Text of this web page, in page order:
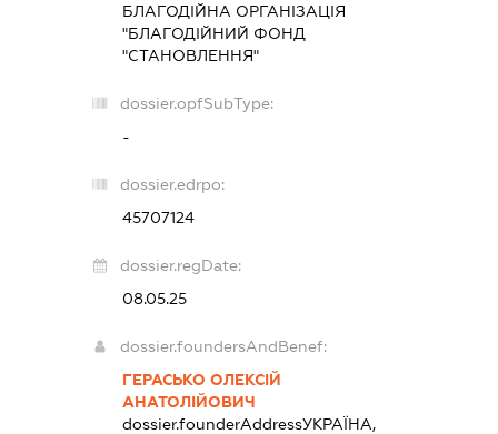
БЛАГОДІЙНА ОРГАНІЗАЦІЯ
"БЛАГОДІЙНИЙ ФОНД
"СТАНОВЛЕННЯ"
dossier.opfSubType:
-
dossier.edrpo:
45707124
dossier.regDate:
08.05.25
dossier.foundersAndBenef:
ГЕРАСЬКО ОЛЕКСІЙ
АНАТОЛІЙОВИЧ
dossier.founderAddressУКРАЇНА,